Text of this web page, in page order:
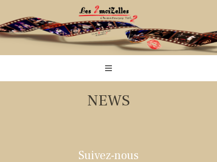
NEWS
Suivez-nous